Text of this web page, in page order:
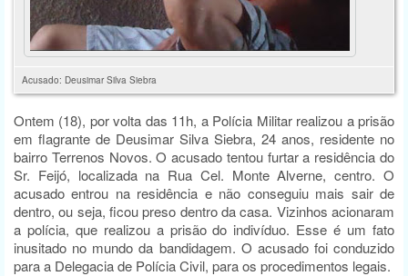
Acusado: Deusimar Silva Siebra
Ontem (18), por volta das 11h, a Polícia Militar realizou a prisão
em flagrante de Deusimar Silva Siebra, 24 anos, residente no
bairro Terrenos Novos. O acusado tentou furtar a residência do
Sr. Feijó, localizada na Rua Cel. Monte Alverne, centro. O
acusado entrou na residência e não conseguiu mais sair de
dentro, ou seja, ficou preso dentro da casa. Vizinhos acionaram
a polícia, que realizou a prisão do indivíduo. Esse é um fato
inusitado no mundo da bandidagem. O acusado foi conduzido
para a Delegacia de Polícia Civil, para os procedimentos legais.